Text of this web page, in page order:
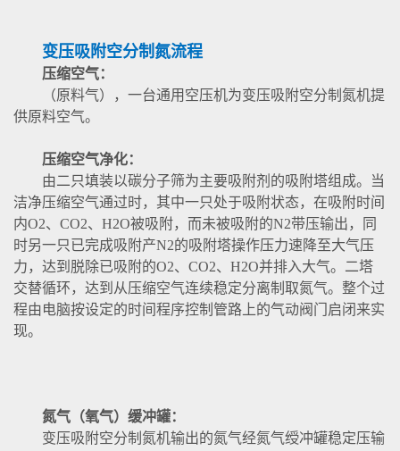
变压吸附空分制氮流程
压缩空气：
（原料气），一台通用空压机为变压吸附空分制氮机提
供原料空气。
压缩空气净化：
由二只填装以碳分子筛为主要吸附剂的吸附塔组成。当
洁净压缩空气通过时，其中一只处于吸附状态，在吸附时间
内O2、CO2、H2O被吸附，而未被吸附的N2带压输出，同
时另一只已完成吸附产N2的吸附塔操作压力速降至大气压
力，达到脱除已吸附的O2、CO2、H2O并排入大气。二塔
交替循环，达到从压缩空气连续稳定分离制取氮气。整个过
程由电脑按设定的时间程序控制管路上的气动阀门启闭来实
现。
氮气（氧气）缓冲罐：
变压吸附空分制氮机输出的氮气经氮气绶冲罐稳定压输